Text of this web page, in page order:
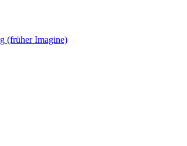
(früher Imagine)